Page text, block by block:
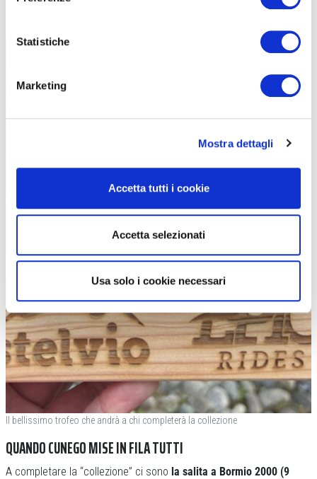
Statistiche
Marketing
Mostra dettagli
Accetta tutti i cookie
Accetta selezionati
Usa solo i cookie necessari
Il bellissimo trofeo che andrà a chi completerà la collezione
QUANDO CUNEGO MISE IN FILA TUTTI
A completare la “collezione” ci sono la salita a Bormio 2000 (9